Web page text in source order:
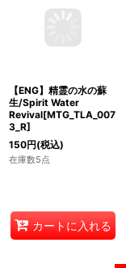
【ENG】精霊の水の蘇
生/Spirit Water
Revival[MTG_TLA_007
3_R]
カートに入れる